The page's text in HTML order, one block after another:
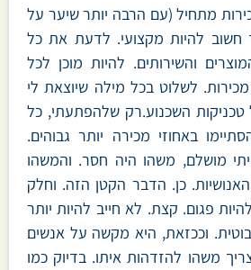
מתחיל (עם הרבה יותר שיער על
חשוב להיות מקצועי. לדעת את כל
והשירותים. להיות מוכן לכל
לשלוט בכל מילה שיוצאת לי
השכנוע.רק שלהפתעתי, כל
באחוזי מכירה יותר גבוהים.
מושלם, משהו היה חסר. והמשהו
כן. הדבר הקטן הזה. וחלק
פגום. קצת. לא חייב להיות יותר
וככזאת, היא מקשה על אנשים
משהו להזדהות איתו. בדיוק כמו